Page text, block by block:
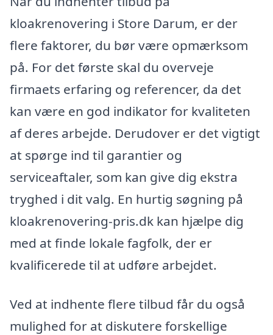
kloakrenovering i Store Darum, er der
flere faktorer, du bør være opmærksom
på. For det første skal du overveje
firmaets erfaring og referencer, da det
kan være en god indikator for kvaliteten
af deres arbejde. Derudover er det vigtigt
at spørge ind til garantier og
serviceaftaler, som kan give dig ekstra
tryghed i dit valg. En hurtig søgning på
kloakrenovering-pris.dk kan hjælpe dig
med at finde lokale fagfolk, der er
kvalificerede til at udføre arbejdet.
Ved at indhente flere tilbud får du også
mulighed for at diskutere forskellige